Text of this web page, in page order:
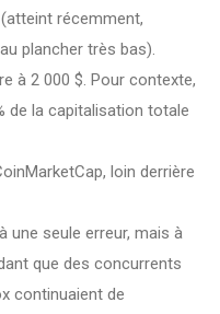
récemment,
plancher très bas).
à 2 000 $. Pour contexte,
de la capitalisation totale
loin derrière
une seule erreur, mais à
que des concurrents
continuaient de